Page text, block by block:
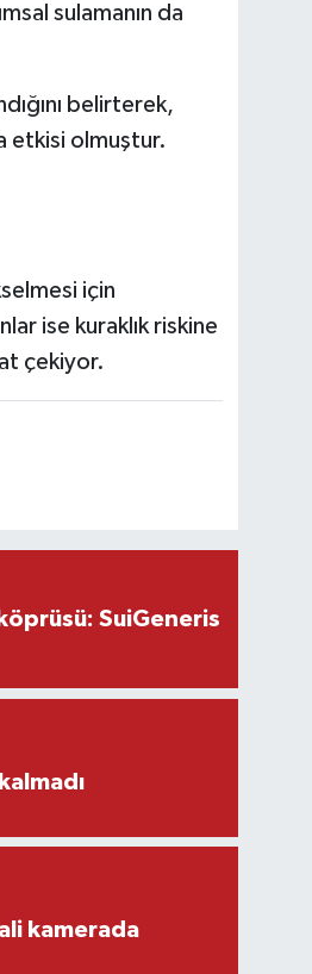
sulamanın da
belirterek,
etkisi olmuştur.
için
ise kuraklık riskine
çekiyor.
SuiGeneris
kamerada